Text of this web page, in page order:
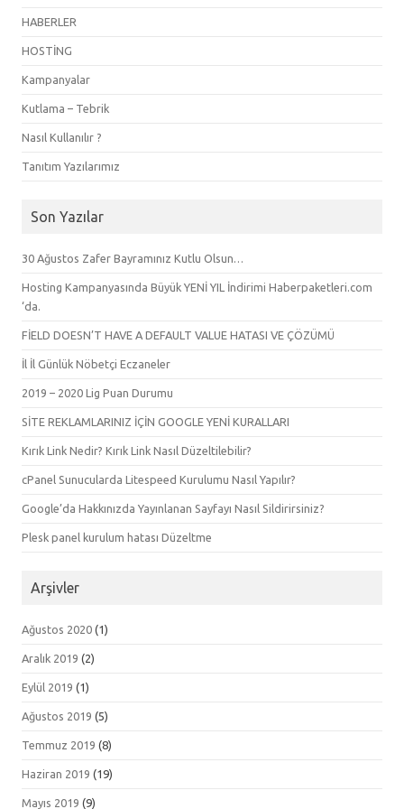
HABERLER
HOSTİNG
Kampanyalar
Kutlama – Tebrik
Nasıl Kullanılır ?
Tanıtım Yazılarımız
Son Yazılar
30 Ağustos Zafer Bayramınız Kutlu Olsun…
Hosting Kampanyasında Büyük YENİ YIL İndirimi Haberpaketleri.com
‘da.
FİELD DOESN’T HAVE A DEFAULT VALUE HATASI VE ÇÖZÜMÜ
İl İl Günlük Nöbetçi Eczaneler
2019 – 2020 Lig Puan Durumu
SİTE REKLAMLARINIZ İÇİN GOOGLE YENİ KURALLARI
Kırık Link Nedir? Kırık Link Nasıl Düzeltilebilir?
cPanel Sunucularda Litespeed Kurulumu Nasıl Yapılır?
Google’da Hakkınızda Yayınlanan Sayfayı Nasıl Sildirirsiniz?
Plesk panel kurulum hatası Düzeltme
Arşivler
Ağustos 2020 (1)
Aralık 2019 (2)
Eylül 2019 (1)
Ağustos 2019 (5)
Temmuz 2019 (8)
Haziran 2019 (19)
Mayıs 2019 (9)